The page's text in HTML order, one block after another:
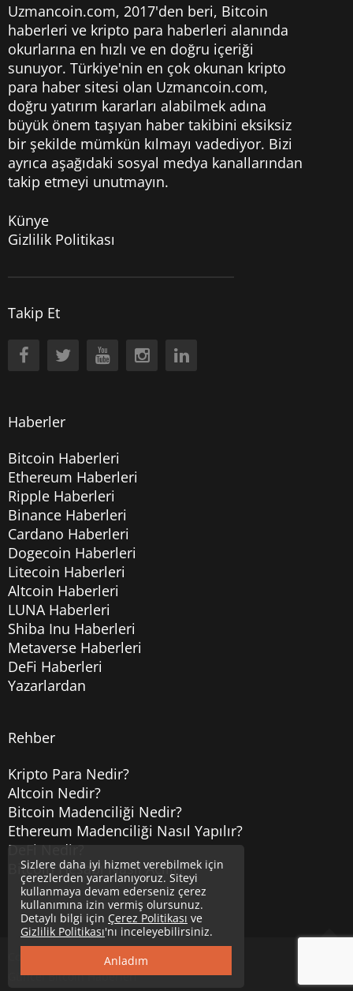
Uzmancoin.com, 2017'den beri, Bitcoin
haberleri ve kripto para haberleri alanında
okurlarına en hızlı ve en doğru içeriği
sunuyor. Türkiye'nin en çok okunan kripto
para haber sitesi olan Uzmancoin.com,
doğru yatırım kararları alabilmek adına
büyük önem taşıyan haber takibini eksiksiz
bir şekilde mümkün kılmayı vadediyor. Bizi
ayrıca aşağıdaki sosyal medya kanallarından
takip etmeyi unutmayın.
Künye
Gizlilik Politikası
Takip Et
Haberler
Bitcoin Haberleri
Ethereum Haberleri
Ripple Haberleri
Binance Haberleri
Cardano Haberleri
Dogecoin Haberleri
Litecoin Haberleri
Altcoin Haberleri
LUNA Haberleri
Shiba Inu Haberleri
Metaverse Haberleri
DeFi Haberleri
Yazarlardan
Rehber
Kripto Para Nedir?
Altcoin Nedir?
Bitcoin Madenciliği Nedir?
Ethereum Madenciliği Nasıl Yapılır?
DeFi Nedir?
Bitcoin Hesabı Nasıl Açılır?
Uzmancoin
Güncel Bitcoin Haberleri
Sizlere daha iyi hizmet verebilmek için
çerezlerden yararlanıyoruz. Siteyi
kullanmaya devam ederseniz çerez
kullanımına izin vermiş olursunuz.
Detaylı bilgi için Çerez Politikası ve
Gizlilik Politikası'nı inceleyebilirsiniz.
Anladım